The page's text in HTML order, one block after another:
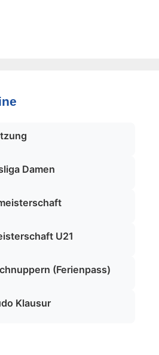
Damen
U21
(Ferienpass)
Klausur